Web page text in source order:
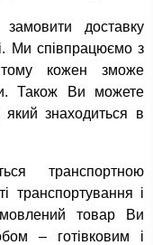
доставку
Ми співпрацюємо з
кожен зможе
Також Ви можете
знаходиться в
транспортною
транспортування і
товар Ви
– готівковим і